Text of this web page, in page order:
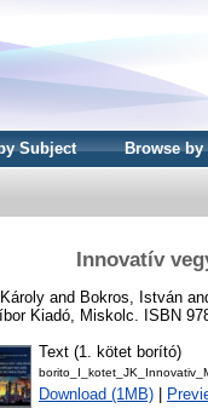
Subject Browse by
Innovatív
and Bokros, István
Kiadó, Miskolc. ISBN
Text (1. kötet borító)
Download (1MB)